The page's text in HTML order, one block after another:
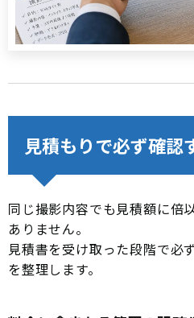
見積もりで必ず確認
同じ撮影内容でも見積額に倍
ありません。
見積書を受け取った段階で必
を整理します。